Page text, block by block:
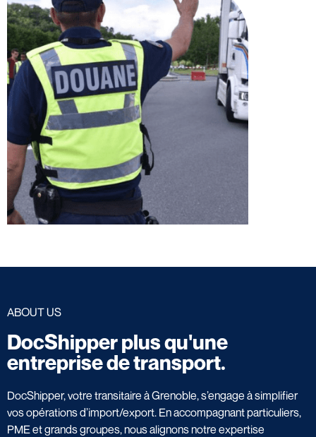
ABOUT US
DocShipper plus qu'une
entreprise de transport.
DocShipper, votre transitaire à Grenoble, s’engage à simplifier
vos opérations d’import/export. En accompagnant particuliers,
PME et grands groupes, nous alignons notre expertise